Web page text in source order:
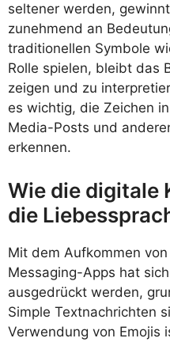
seltener werden,
zunehmend an
traditionellen Symbole
Rolle spielen, bleibt das
zeigen und zu
es wichtig, die Zeichen
Media-Posts und
erkennen.
Wie die digitale
die
Mit dem Aufkommen
Messaging-Apps hat
ausgedrückt werden,
Simple Textnachrichten
Verwendung von Emojis